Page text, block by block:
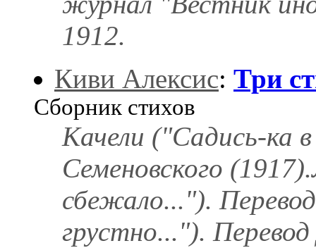
1912.
Киви Алексис: Три
Сборник стихов
Качели ("Садись-ка
Семеновского
сбежало...").
грустно...").